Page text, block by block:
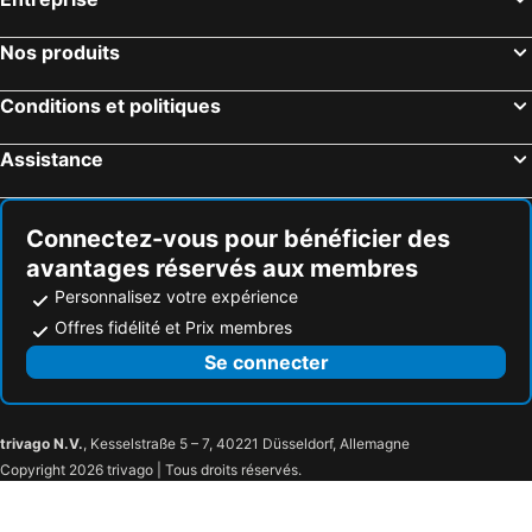
Nos produits
Conditions et politiques
Assistance
Connectez-vous pour bénéficier des
avantages réservés aux membres
Personnalisez votre expérience
Offres fidélité et Prix membres
Se connecter
trivago N.V., Kesselstraße 5 – 7, 40221 Düsseldorf, Allemagne
Copyright 2026 trivago | Tous droits réservés.